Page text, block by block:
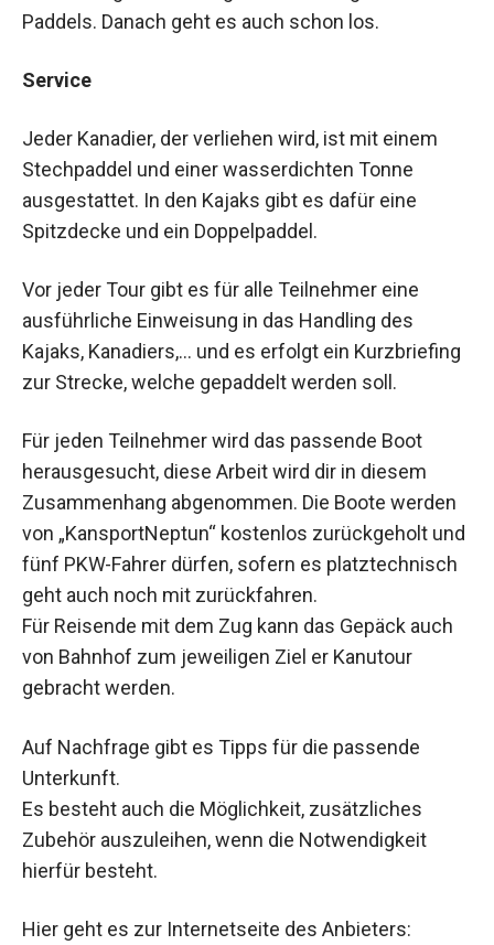
Paddels. Danach geht es auch schon los.
Service
Jeder Kanadier, der verliehen wird, ist mit einem
Stechpaddel und einer wasserdichten Tonne
ausgestattet. In den Kajaks gibt es dafür eine
Spitzdecke und ein Doppelpaddel.
Vor jeder Tour gibt es für alle Teilnehmer eine
ausführliche Einweisung in das Handling des
Kajaks, Kanadiers,… und es erfolgt ein Kurzbriefing
zur Strecke, welche gepaddelt werden soll.
Für jeden Teilnehmer wird das passende Boot
herausgesucht, diese Arbeit wird dir in diesem
Zusammenhang abgenommen. Die Boote werden
von „KansportNeptun“ kostenlos zurückgeholt und
fünf PKW-Fahrer dürfen, sofern es platztechnisch
geht auch noch mit zurückfahren.
Für Reisende mit dem Zug kann das Gepäck auch
von Bahnhof zum jeweiligen Ziel er Kanutour
gebracht werden.
Auf Nachfrage gibt es Tipps für die passende
Unterkunft.
Es besteht auch die Möglichkeit, zusätzliches
Zubehör auszuleihen, wenn die Notwendigkeit
hierfür besteht.
Hier geht es zur Internetseite des Anbieters: